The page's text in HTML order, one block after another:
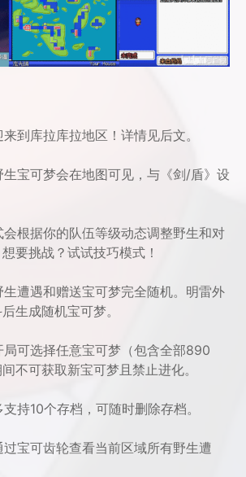
到库拉库拉地区！详情见后文。
宝可梦会在地图可见，与《剑/盾》设
根据你的队伍等级动态调整野生和对
要挑战？试试技巧模式！
遭遇和赠送宝可梦完全随机。明雷外
生成随机宝可梦。
可选择任意宝可梦（包含全部890
不可获取新宝可梦且禁止进化。
持10个存档，可随时删除存档。
宝可齿轮查看当前区域所有野生遭